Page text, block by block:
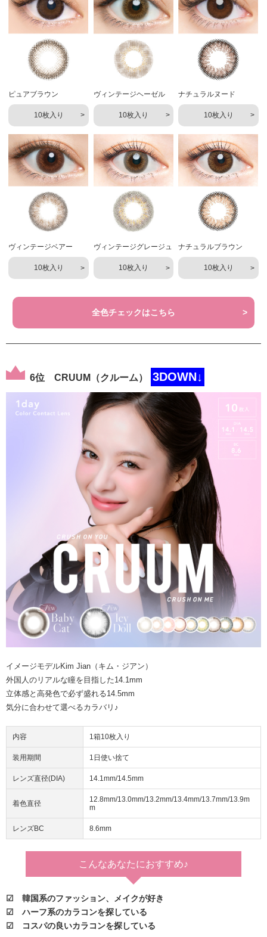
ピュアブラウン
10枚入り
ヴィンテージヘーゼル
10枚入り
ナチュラルヌード
10枚入り
ヴィンテージベアー
10枚入り
ヴィンテージグレージュ
10枚入り
ナチュラルブラウン
10枚入り
全色チェックはこちら
6位 CRUUM（クルーム） 3DOWN↓
イメージモデルKim Jian（キム・ジアン）
外国人のリアルな瞳を目指した14.1mm
立体感と高発色で必ず盛れる14.5mm
気分に合わせて選べるカラバリ♪
内容 1箱10枚入り
装用期間 1日使い捨て
レンズ直径(DIA) 14.1mm/14.5mm
着色直径
12.8mm/13.0mm/13.2mm/13.4mm/13.7mm/13.9m
m
レンズBC 8.6mm
こんなあなたにおすすめ♪
☑ 韓国系のファッション、メイクが好き
☑ ハーフ系のカラコンを探している
☑ コスパの良いカラコンを探している